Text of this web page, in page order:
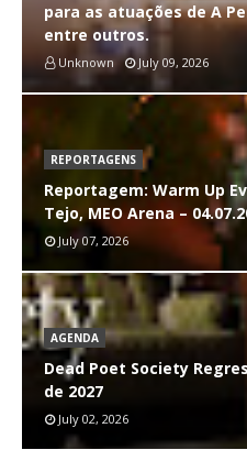
para as atuações de A
entre outros.
Unknown July 09, 2026
REPORTAGENS
Reportagem: Warm Up
Tejo, MEO Arena –
July 07, 2026
AGENDA
Dead Poet Society
de 2027
July 02, 2026